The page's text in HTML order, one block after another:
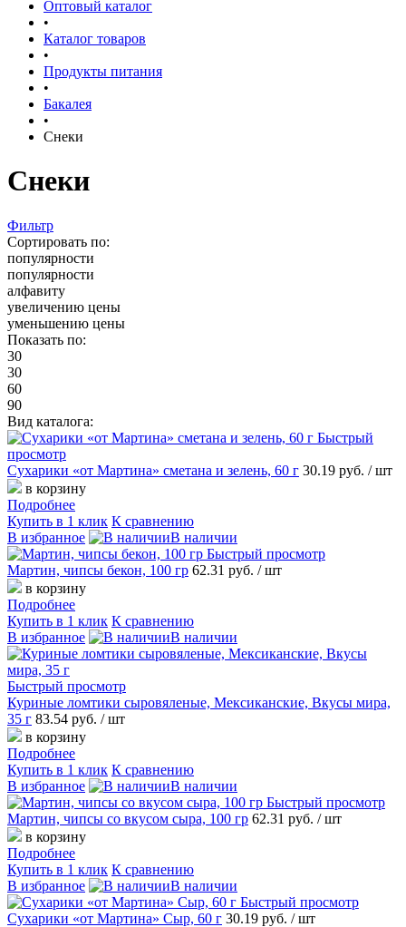
Оптовый каталог
•
Каталог товаров
•
Продукты питания
•
Бакалея
•
Снеки
Снеки
Фильтр
Сортировать по:
популярности
популярности
алфавиту
увеличению цены
уменьшению цены
Показать по:
30
30
60
90
Вид каталога:
Быстрый
просмотр
Сухарики «от Мартина» сметана и зелень, 60 г 30.19 руб. / шт
в корзину
Подробнее
Купить в 1 клик К сравнению
В избранное
В наличии
Быстрый просмотр
Мартин, чипсы бекон, 100 гр 62.31 руб. / шт
в корзину
Подробнее
Купить в 1 клик К сравнению
В избранное
В наличии
Быстрый просмотр
Куриные ломтики сыровяленые, Мексиканские, Вкусы мира,
35 г 83.54 руб. / шт
в корзину
Подробнее
Купить в 1 клик К сравнению
В избранное
В наличии
Быстрый просмотр
Мартин, чипсы со вкусом сыра, 100 гр 62.31 руб. / шт
в корзину
Подробнее
Купить в 1 клик К сравнению
В избранное
В наличии
Быстрый просмотр
Сухарики «от Мартина» Сыр, 60 г 30.19 руб. / шт